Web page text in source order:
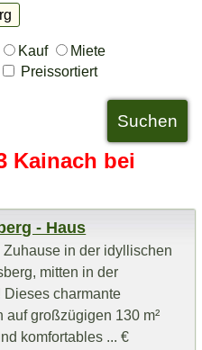
Kauf
Miete
Preissortiert
Kainach bei
- Haus
in der idyllischen
mitten in der
charmante
großzügigen 130 m²
komfortables ... €